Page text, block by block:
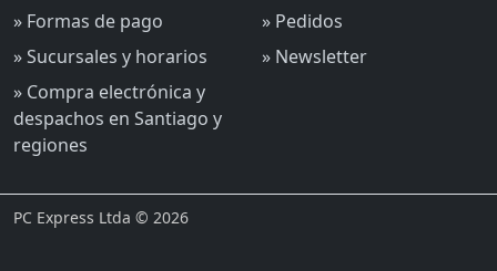
» Formas de pago
» Sucursales y horarios
» Compra electrónica y
despachos en Santiago y
regiones
» Pedidos
» Newsletter
PC Express Ltda © 2026